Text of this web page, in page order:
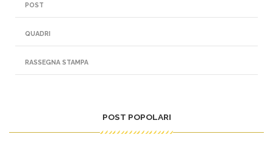
POST
QUADRI
RASSEGNA STAMPA
POST POPOLARI